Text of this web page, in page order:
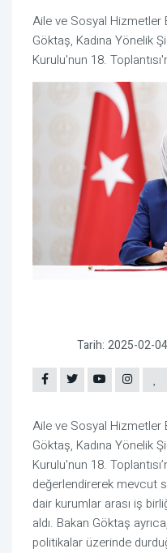
Aile ve Sosyal Hizmetler
Göktaş, Kadına Yönelik
Kurulu'nun 18.
Tarih: 2025-02-
Aile ve Sosyal Hizmetler
Göktaş, Kadına Yönelik
Kurulu'nun 18.
değerlendirerek mevcut
dair kurumlar arası iş
aldı. Bakan Göktaş
politikalar üzerinde